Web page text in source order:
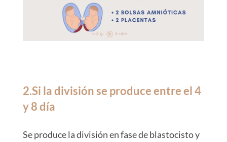
2.Si la división se produce entre el 4
y 8 día
Se produce la división en fase de blastocisto y